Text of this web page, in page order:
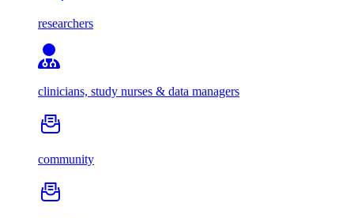
researchers
clinicians, study nurses & data managers
community